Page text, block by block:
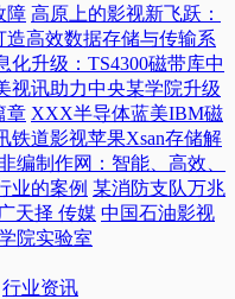
障 高原上的影视新飞跃：
高效数据存储与传输系
升级：TS4300磁带库中
视讯助力中央某学院升级
章 XXX半导体蓝美IBM磁
铁道影视苹果Xsan存储解
编制作网：智能、高效、
业的案例 某消防支队万兆
天择 传媒 中国石油影视
院实验室
行业资讯